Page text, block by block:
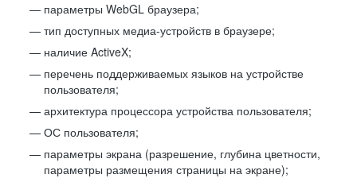
параметры WebGL браузера;
тип доступных медиа-устройств в браузере;
наличие ActiveX;
перечень поддерживаемых языков на устройстве
пользователя;
архитектура процессора устройства пользователя;
ОС пользователя;
параметры экрана (разрешение, глубина цветности,
параметры размещения страницы на экране);